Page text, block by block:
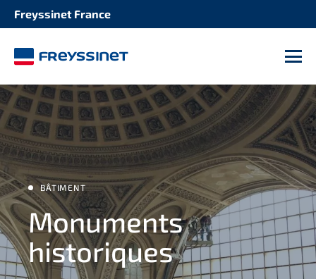
Freyssinet France
INFRASTRUCTURE
Stations de transports
BÂTIMENT
Monuments
historiques